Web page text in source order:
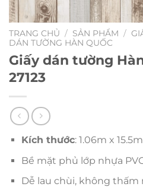
TRANG CHỦ / SẢN PHẨM /
DÁN TƯỜNG HÀN QUỐC
Giấy dán tường
27123
Kích thước: 1.06m x 15.5m
Bề mặt phủ lớp nhựa
Dễ lau chùi, không thấm